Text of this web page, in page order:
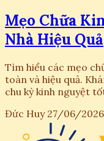
Mẹo Chữa
Nhà Hiệu Quả
Tìm hiểu các mẹo
toàn và hiệu quả.
chu kỳ kinh nguyệt
Đức Huy 27/06/2026